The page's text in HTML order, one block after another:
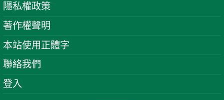
隱私權政策
著作權聲明
本站使用正體字
聯絡我們
登入